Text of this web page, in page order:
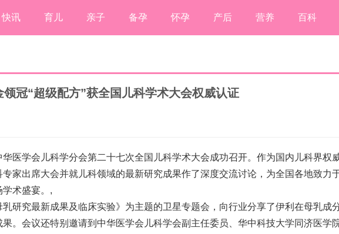
快讯 育儿 亲子 备孕 怀孕 产后 营养 百科
冠“超级配方”获全国儿科学术大会权威认证
华医学会儿科学分会第二十七次全国儿科学术大会成功召开。作为国内儿科界权
家出席大会并就儿科领域的最新研究成果作了深度交流讨论，为全国各地致力
术盛宴。 ,
研究最新成果及临床实验》为主题的卫星专题会，向行业分享了伊利在母乳成
。会议还特别邀请到中华医学会儿科学会副主任委员、华中科技大学同济医学